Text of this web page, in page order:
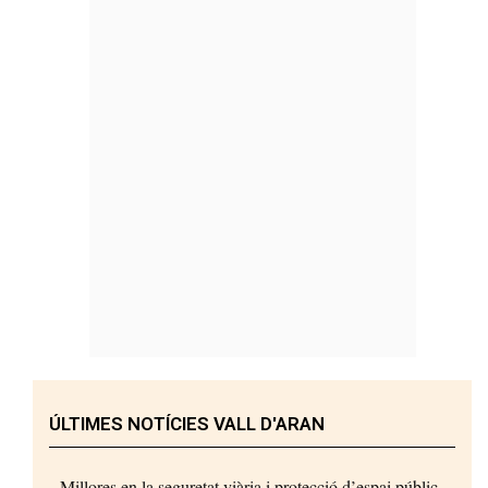
ÚLTIMES NOTÍCIES VALL D'ARAN